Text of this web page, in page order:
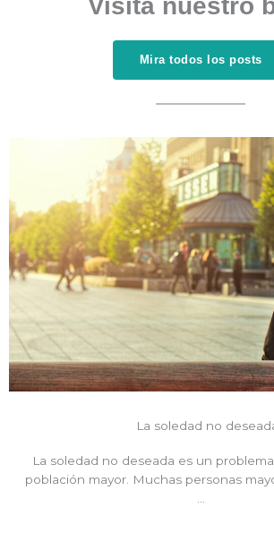
Mira todos los posts
La soledad no
La soledad no deseada es un
población mayor. Muchas personas